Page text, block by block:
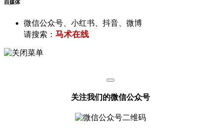
自媒体
微信公众号、小红书、抖音、微博
请搜索： 马术在线
关注我们的微信公众号